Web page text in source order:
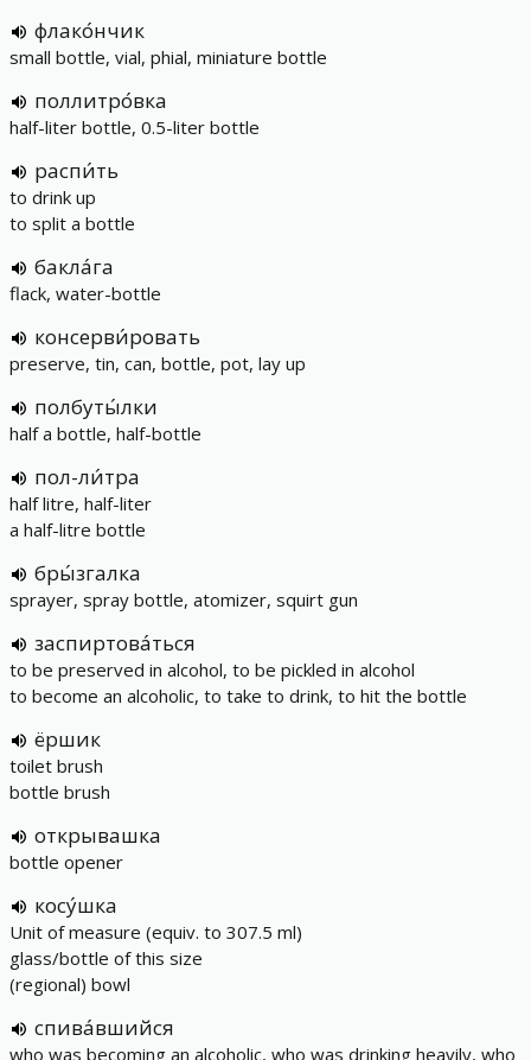
флако́нчик
small bottle, vial, phial, miniature bottle
поллитро́вка
half-liter bottle, 0.5-liter bottle
распи́ть
to drink up
to split a bottle
бакла́га
flack, water-bottle
консерви́ровать
preserve, tin, can, bottle, pot, lay up
полбуты́лки
half a bottle, half-bottle
пол-ли́тра
half litre, half-liter
a half-litre bottle
бры́згалка
sprayer, spray bottle, atomizer, squirt gun
заспиртова́ться
to be preserved in alcohol, to be pickled in alcohol
to become an alcoholic, to take to drink, to hit the bottle
ёршик
toilet brush
bottle brush
открывашка
bottle opener
косу́шка
Unit of measure (equiv. to 307.5 ml)
glass/bottle of this size
(regional) bowl
спива́вшийся
who was becoming an alcoholic, who was drinking heavily, who